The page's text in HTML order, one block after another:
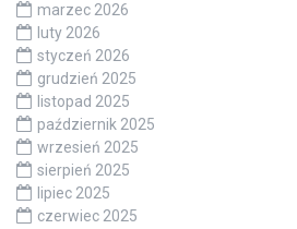
marzec 2026
luty 2026
styczeń 2026
grudzień 2025
listopad 2025
październik 2025
wrzesień 2025
sierpień 2025
lipiec 2025
czerwiec 2025